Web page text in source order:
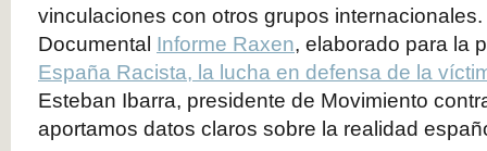
vinculaciones con otros grupos
Documental Informe Raxen, elaborado para la
España Racista, la lucha en defensa de la
Esteban Ibarra, presidente de Movimiento
aportamos datos claros sobre la realidad